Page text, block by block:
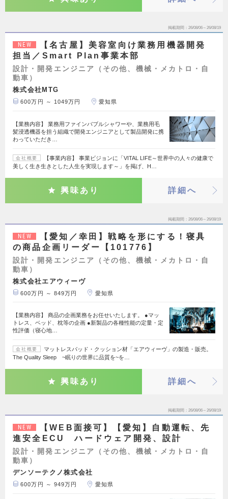
掲載期間 26/08/06～26/08/19
NEW
【名古屋】美容室向け業務用機器開発
担当／Smart Plan事業本部
設計・開発エンジニア（その他、機械・メカトロ・自
動車）
株式会社MTG
600万円 ～ 1049万円 愛知県
【業務内容】 業務用ファインバブルシャワーや、業務用毛
髪浸透機器を担う組織で開発エンジニアとして製品開発に携
わっていただき…
会社概要
【事業内容】 事業ビジョンに「VITAL LIFE～世界中の人々の健康で
美しく生き生きとした人生を実現します～」を掲げ、H…
興味あり 詳細へ
掲載期間 26/08/06～26/08/19
NEW
【愛知／幸田】戦略を形にする！寝具
の商品企画リーダー【101776】
設計・開発エンジニア（その他、機械・メカトロ・自
動車）
株式会社エアウィーヴ
600万円 ～ 849万円 愛知県
【業務内容】 商品の企画業務をお任せいたします。 ●マッ
トレス、ベッド、枕等の企画 ●新製品の各種性能の定量・定
性評価（寝心地…
会社概要
マットレスパッド・クッション材「エアウィーヴ」の製造・販売。
The Quality Sleep ~眠りの世界に品質を~を…
興味あり 詳細へ
掲載期間 26/08/06～26/08/19
NEW
【WEB面接可】【愛知】自動運転、先
進安全ECU ハードウェア開発、設計
設計・開発エンジニア（その他、機械・メカトロ・自
動車）
デンソーテクノ株式会社
600万円 ～ 949万円 愛知県